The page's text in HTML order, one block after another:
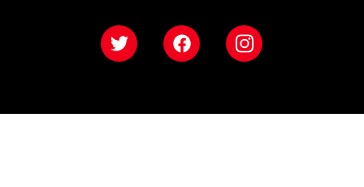
Twitter Facebook Instagram